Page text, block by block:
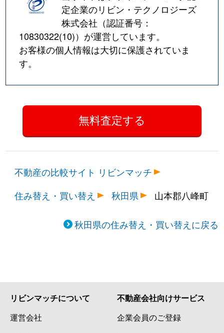
定企業のリビン・テクノロジーズ
株式会社（認証番号：
10830322(10)）が運営しています。
お客様の個人情報は大切に保護されていま
す。
不動産の比較サイト リビンマッチ
住み替え・買い替え
秋田県 山本郡八峰町
秋田県の住み替え・買い替えに戻る
リビンマッチについて
運営会社
不動産会社向けサービス
企業会員のご登録